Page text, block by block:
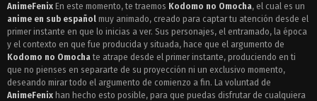
Episodio 92 - Kodomo no Omocha
Episodio 91 - Kodomo no Omocha
Episodio 90 - Kodomo no Omocha
Episodio 89 - Kodomo no Omocha
AnimeFenix En este momento, te traemos Kodomo no Omocha, el cual es un
anime en sub español muy animado, creado para captar tu atención desde el
primer instante en que lo inicias a ver. Sus personajes, el entramado, la época
y el contexto en que fue producida y situada, hace que el argumento de
Kodomo no Omocha te atrape desde el primer instante, produciendo en ti
que no pienses en separarte de su proyección ni un exclusivo momento,
deseando mirar todo el argumento de comienzo a fin. La voluntad de
AnimeFenix han hecho esto posible, para que puedas disfrutar de cualquiera